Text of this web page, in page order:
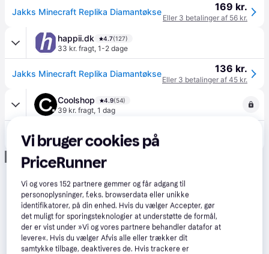
Jakks Minecraft Replika Diamantøkse 169 kr.
Eller 3 betalinger af 56 kr.
happii.dk 4.7(127)
33 kr. fragt, 1-2 dage
Jakks Minecraft Replika Diamantøkse 136 kr.
Eller 3 betalinger af 45 kr.
Coolshop 4.9(54)
39 kr. fragt, 1 dag
Disguise - Minecraft Hakke - Klar til levering - Prismatch - Blå
Annonce
Vi bruger cookies på
PriceRunner
Vi og vores152 partnere gemmer og får adgang til
personoplysninger, f.eks. browserdata eller unikke
identifikatorer, på din enhed. Hvis du vælger Accepter, gør
det muligt for sporingsteknologier at understøtte de formål,
der er vist under »Vi og vores partnere behandler datafor at
levere«. Hvis du vælger Afvis alle eller trækker dit
samtykke tilbage, deaktiveres de. Hvis trackere er